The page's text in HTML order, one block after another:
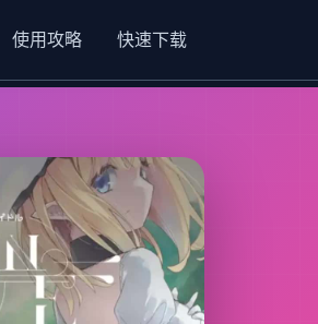
使用攻略 快速下载